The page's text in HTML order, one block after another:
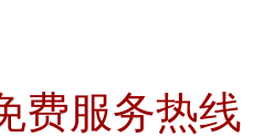
费服务热线